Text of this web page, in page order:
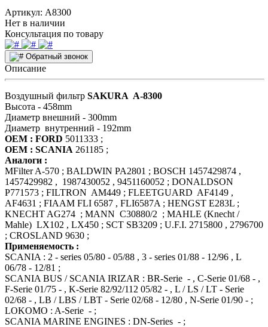
Артикул: A8300
Нет в наличии
Консультация по товару
Обратный звонок
Описание
Воздушный фильтр SAKURA A-8300
Высота - 458mm
Диаметр внешний - 300mm
Диаметр внутренний - 192mm
OEM : FORD 5011333 ;
OEM : SCANIA 261185 ;
Аналоги :
MFilter A-570 ; BALDWIN PA2801 ; BOSCH 1457429874 ,
1457429982 , 1987430052 , 9451160052 ; DONALDSON
P771573 ; FILTRON AM449 ; FLEETGUARD AF4149 ,
AF4631 ; FIAAM FLI 6587 , FLI6587A ; HENGST E283L ;
KNECHT AG274 ; MANN C30880/2 ; MAHLE (Knecht /
Mahle) LX102 , LX450 ; SCT SB3209 ; U.F.I. 2715800 , 2796700
; CROSLAND 9630 ;
Применяемость :
SCANIA : 2 - series 05/80 - 05/88 , 3 - series 01/88 - 12/96 , L
06/78 - 12/81 ;
SCANIA BUS / SCANIA IRIZAR : BR-Serie - , C-Serie 01/68 - ,
F-Serie 01/75 - , K-Serie 82/92/112 05/82 - , L / LS / LT - Serie
02/68 - , LB / LBS / LBT - Serie 02/68 - 12/80 , N-Serie 01/90 - ;
LOKOMO : A-Serie - ;
SCANIA MARINE ENGINES : DN-Series - ;